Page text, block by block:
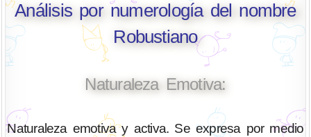
Análisis por numerología del nombre
Robustiano
Naturaleza Emotiva:
Naturaleza emotiva y activa. Se expresa por medio